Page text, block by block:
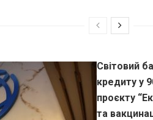
Світовий
кредиту у
проєкту
та